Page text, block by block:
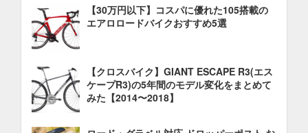
【30万円以下】コスパに優れた105搭載の
エアロロードバイクおすすめ5選
【クロスバイク】GIANT ESCAPE R3(エス
ケープR3)の5年間のモデル変化をまとめて
みた【2014〜2018】